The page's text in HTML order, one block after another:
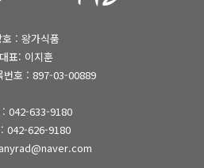
호 : 왕가식품
대표: 이지훈
번호 : 897-03-00889
: 042-633-9180
042-626-9180